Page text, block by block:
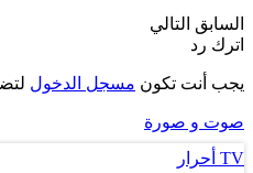
السابق التالي
اترك رد
يجب أنت تكون مسجل الدخول
صوت و صورة
TV أحرار